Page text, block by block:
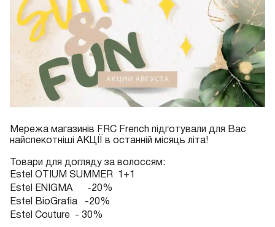
Мережа магазинів FRC French підготували для Вас
найспекотніші АКЦІЇ в останній місяць літа!
Товари для догляду за волоссям:
Estel OTIUM SUMMER 1+1
Estel ENIGMA -20%
Estel BioGrafia -20%
Estel Couture - 30%